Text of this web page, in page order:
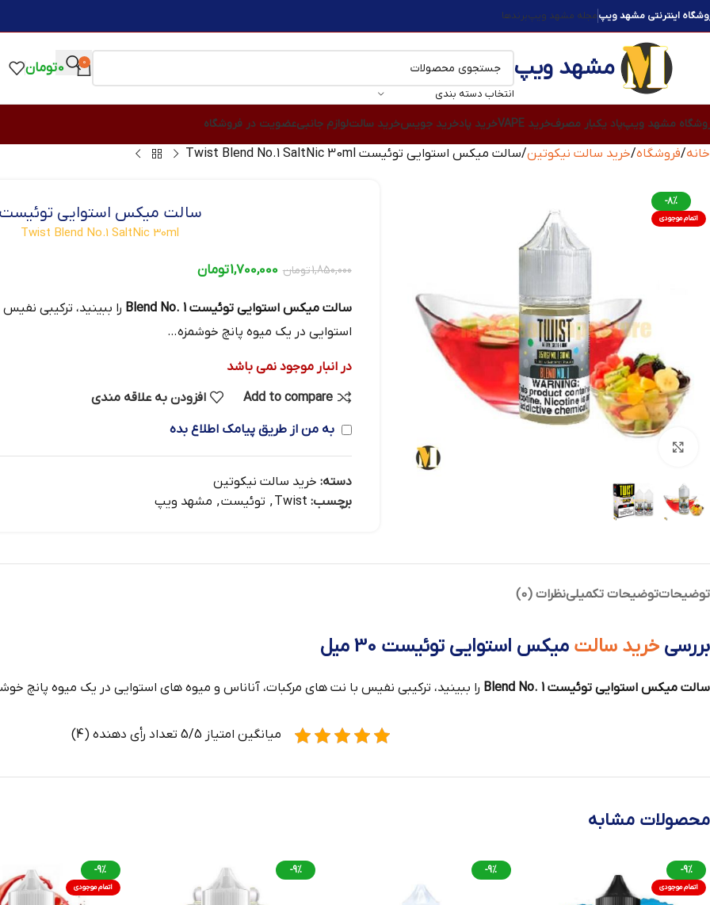
اینترنتی مشهد ویپمجله مشهد ویپبرندها
مشهد ویپ
انتخاب دسته بندی
0
0تومان
مشهد ویپپاد یکبار مصرفخرید VAPE خرید پادخرید جویسخرید سالتلوازم جانبیعضویت در فروشگاه
خانه فروشگاه خرید سالت نیکوتین سالت میکس استوایی توئیست Twist Blend No.1 SaltNic 30ml
-8%
اتمام موجودی سالت میکس استوایی
Twist Blend No.1 SaltNic 30ml
1,850,000تومان 1,700,000تومان
سالت میکس استوایی توئیست Blend No. 1
را ببینید، ترکیبی
استوایی در یک میوه پانچ خوشمزه…
در انبار موجود نمی باشد
Add to compare
افزودن به علاقه مندی
به من از طریق پیامک اطلاع بده
دسته: خرید سالت نیکوتین
برچسب: Twist
, توئیست, مشهد ویپ
توضیحاتتوضیحات تکمیلینظرات (0)
بررسی خرید سالت میکس استوایی توئیست 30 میل
سالت میکس استوایی توئیست Blend No. 1 را ببینید، ترکیبی نفیس با نت های مرکبات، آناناس و میوه های استوایی در یک میوه پانچ
میانگین امتیاز 5/5 تعداد رأی دهنده (4)
محصولات مشابه
-9%
اتمام موجودی
-9%
-9%
-9%
اتمام موجودی